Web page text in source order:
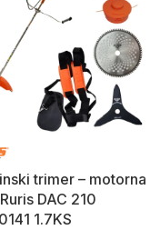
trimer – motorna
DAC 210
1.7KS